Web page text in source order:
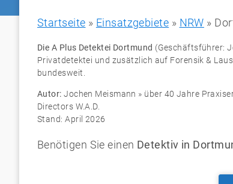
Startseite » Einsatzgebiete » NRW »
Die A Plus Detektei Dortmund (Geschäftsführer:
Privatdetektei und zusätzlich auf Forensik &
bundesweit
Autor:Jochen Meismann » über 40 Jahre
Directors W.A.D.
Stand: April 2026
Benötigen Sie einen Detektiv in